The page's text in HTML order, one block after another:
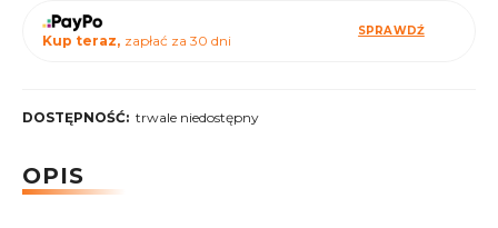
Kup teraz, zapłać za 30 dni
SPRAWDŹ
DOSTĘPNOŚĆ: trwale niedostępny
OPIS